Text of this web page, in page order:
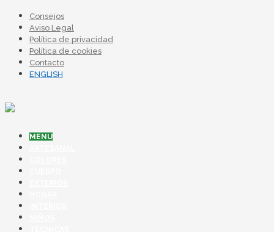
Consejos
Aviso Legal
Política de privacidad
Política de cookies
Contacto
ENGLISH
MENU